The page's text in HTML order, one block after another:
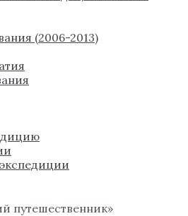
(2006-2013)
путешественник»